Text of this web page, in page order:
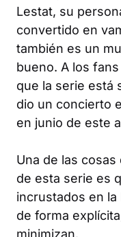
Lestat, su
convertido en
también es un
bueno. A los
que la serie está
dio un concierto
en junio de este
Una de las
de esta serie es
incrustados en
de forma
minimizan.